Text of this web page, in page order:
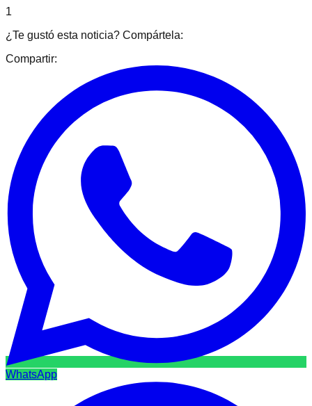
1
¿Te gustó esta noticia? Compártela:
Compartir:
WhatsApp